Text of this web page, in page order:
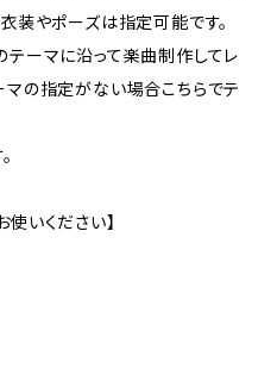
装やポーズは指定可能です。
テーマに沿って楽曲制作してレ
マの指定がない場合こちらでテ
いください】